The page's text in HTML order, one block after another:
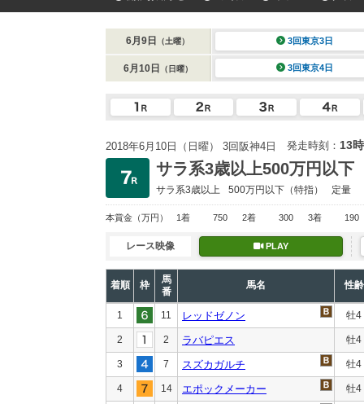
6月9日 （土曜） 3回東京3日
6月10日 （日曜） 3回東京4日
2018年6月10日（日曜） 3回阪神4日 発走時刻： 13
サラ系3歳以上500万円以下
サラ系3歳以上 500万円以下 （特指） 定量
本賞金 （万円） 1着 750 2着 300 3着 190
レース映像 PLAY
着順 枠
馬
番
馬名 性齢
1 11 レッドゼノン 牡4
2 2 ラバピエス 牡4
3 7 スズカガルチ 牡4
4 14 エポックメーカー 牡4